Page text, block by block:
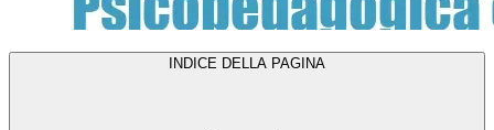
INDICE DELLA PAGINA